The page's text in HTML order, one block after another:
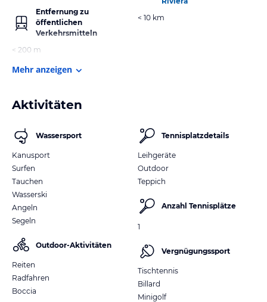
Entfernung zu
öffentlichen
Verkehrsmitteln
< 200 m
< 10 km
Mehr anzeigen
Aktivitäten
Wassersport
Kanusport
Surfen
Tauchen
Wasserski
Angeln
Segeln
Outdoor-Aktivitäten
Reiten
Radfahren
Boccia
Tennisplatzdetails
Leihgeräte
Outdoor
Teppich
Anzahl Tennisplätze
1
Vergnügungssport
Tischtennis
Billard
Minigolf